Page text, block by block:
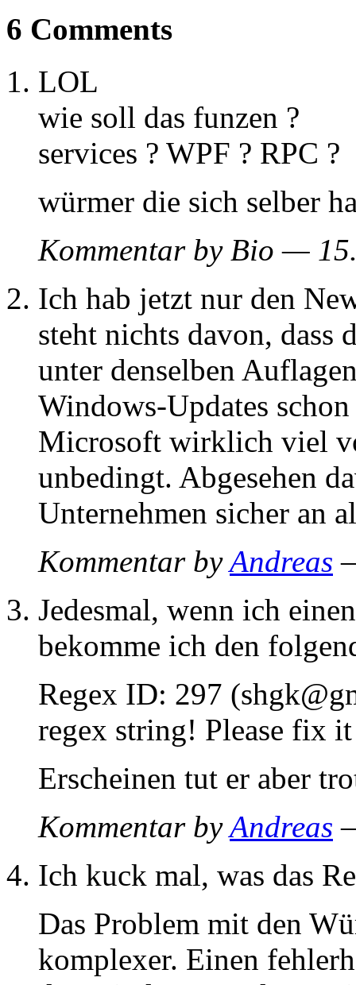
6 Comments
LOL
wie soll das funzen ?
services ? WPF ? RPC ?
würmer die sich selber
Kommentar by Bio —
Ich hab jetzt nur den
steht nichts davon, dass
unter denselben
Windows-Updates
Microsoft wirklich viel
unbedingt. Abgesehen
Unternehmen sicher an
Kommentar byAndreas
Jedesmal, wenn ich
bekomme ich den
Regex ID: 297
regex string! Please fix
Erscheinen tut er aber
Kommentar byAndreas
Ich kuck mal, was das
Das Problem mit den
komplexer. Einen